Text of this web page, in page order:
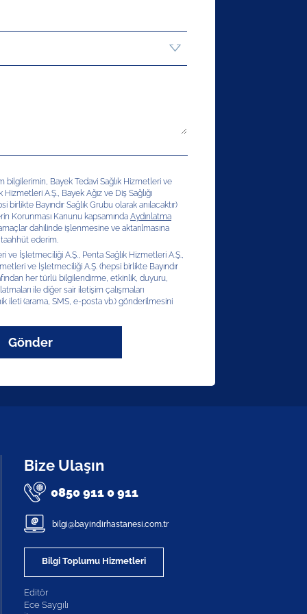
bilgilerimin, Bayek Tedavi Sağlık Hizmetleri ve
Hizmetleri A.Ş., Bayek Ağız ve Diş Sağlığı
Bayındır Sağlık Grubu olarak anılacaktır)
Korunması Kanunu kapsamında Aydınlatma
dahilinde işlenmesine ve aktarılmasına
ederim.
ve İşletmeciliği A.Ş., Penta Sağlık Hizmetleri A.Ş.,
ve İşletmeciliği A.Ş. (hepsi birlikte Bayındır
her türlü bilgilendirme, etkinlik, duyuru,
ile diğer sair iletişim çalışmaları
ileti (arama, SMS, e-posta vb.) gönderilmesini
Gönder
Bize Ulaşın
0850 911 0 911
bilgi@bayindirhastanesi.com.tr
Bilgi Toplumu Hizmetleri
Editör
Ece Saygılı